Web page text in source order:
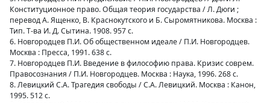
Конституционное право. Общая теория государства / Л. Дюги ;
перевод А. Ященко, В. Краснокутского и Б. Сыромятникова. Москва :
Тип. Т-ва И. Д. Сытина. 1908. 957 с.
6. Новгородцев П.И. Об общественном идеале / П.И. Новгородцев.
Москва : Пресса, 1991. 638 с.
7. Новгородцев П.И. Введение в философию права. Кризис соврем.
Правосознания / П.И. Новгородцев. Москва : Наука, 1996. 268 с.
8. Левицкий С.А. Трагедия свободы / С.А. Левицкий. Москва : Канон,
1995. 512 c.